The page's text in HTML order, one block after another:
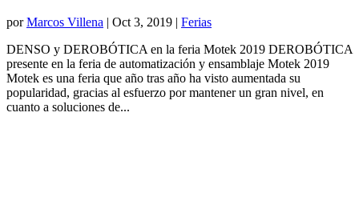
porMarcos Villena | Oct 3, 2019 | Ferias
DENSO y DEROBÓTICA en la feria Motek 2019 DEROBÓTICA
presente en la feria de automatización y ensamblaje Motek 2019
Motek es una feria que año tras año ha visto aumentada su
popularidad, gracias al esfuerzo por mantener un gran nivel, en
cuanto a soluciones de...